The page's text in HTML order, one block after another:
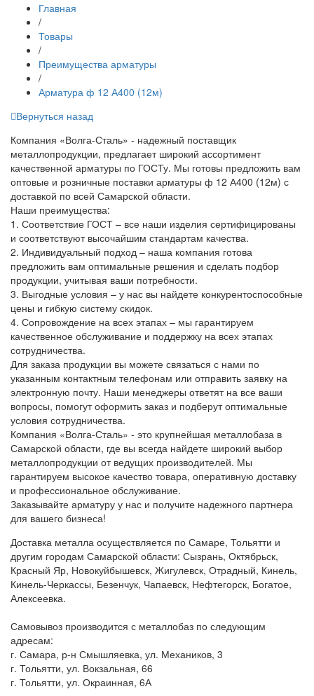
Главная
/
Товары
/
Преимущества арматуры
/
Арматура ф 12 А400 (12м)
Вернуться назад
Компания «Волга-Сталь» - надежный поставщик
металлопродукции, предлагает широкий ассортимент
качественной арматуры по ГОСТу. Мы готовы предложить вам
оптовые и розничные поставки арматуры ф 12 А400 (12м) с
доставкой по всей Самарской области.
Наши преимущества:
1. Соответствие ГОСТ – все наши изделия сертифицированы
и соответствуют высочайшим стандартам качества.
2. Индивидуальный подход – наша компания готова
предложить вам оптимальные решения и сделать подбор
продукции, учитывая ваши потребности.
3. Выгодные условия – у нас вы найдете конкурентоспособные
цены и гибкую систему скидок.
4. Сопровождение на всех этапах – мы гарантируем
качественное обслуживание и поддержку на всех этапах
сотрудничества.
Для заказа продукции вы можете связаться с нами по
указанным контактным телефонам или отправить заявку на
электронную почту. Наши менеджеры ответят на все ваши
вопросы, помогут оформить заказ и подберут оптимальные
условия сотрудничества.
Компания «Волга-Сталь» - это крупнейшая металлобаза в
Самарской области, где вы всегда найдете широкий выбор
металлопродукции от ведущих производителей. Мы
гарантируем высокое качество товара, оперативную доставку
и профессиональное обслуживание.
Заказывайте арматуру у нас и получите надежного партнера
для вашего бизнеса!
Доставка металла осуществляется по Самаре, Тольятти и
другим городам Самарской области: Сызрань, Октябрьск,
Красный Яр, Новокуйбышевск, Жигулевск, Отрадный, Кинель,
Кинель-Черкассы, Безенчук, Чапаевск, Нефтегорск, Богатое,
Алексеевка.
Самовывоз производится с металлобаз по следующим
адресам:
г. Самара, р-н Смышляевка, ул. Механиков, 3
г. Тольятти, ул. Вокзальная, 66
г. Тольятти, ул. Окраинная, 6А